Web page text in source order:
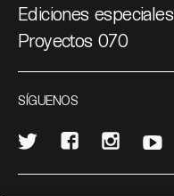
Ediciones especiales
Proyectos 070
SÍGUENOS